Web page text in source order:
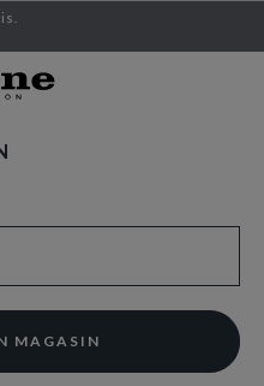
MAGASIN